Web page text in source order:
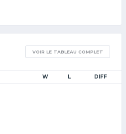
VOIR LE TABLEAU COMPLET
W L DIFF